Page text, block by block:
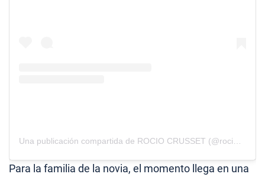
Para la familia de la novia, el momento llega en una